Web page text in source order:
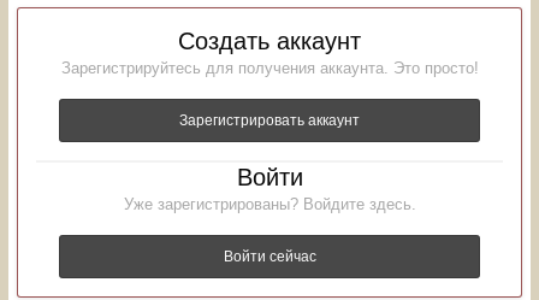
Создать аккаунт
Зарегистрируйтесь для получения аккаунта. Это просто!
Зарегистрировать аккаунт
Войти
Уже зарегистрированы? Войдите здесь.
Войти сейчас